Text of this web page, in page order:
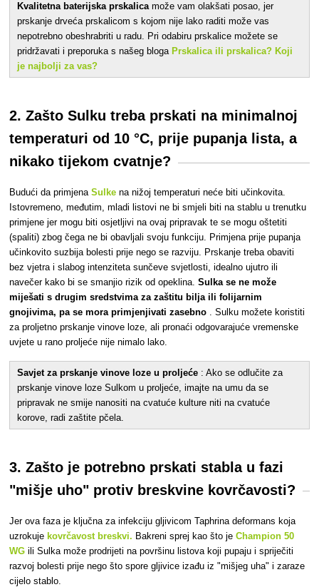
Kvalitetna baterijska prskalicamože vam olakšati posao, jer
prskanje drveća prskalicom s kojom nije lako raditi može vas
nepotrebno obeshrabriti u radu. Pri odabiru prskalice možete se
pridržavati i preporuka s našeg bloga Prskalica ili prskalica? Koji
je najbolji za vas?
2. Zašto Sulku treba prskati na minimalnoj
temperaturi od 10 °C, prije pupanja lista, a
nikako tijekom cvatnje?
Budući da primjenaSulke na nižoj temperaturi neće biti učinkovita.
Istovremeno, međutim, mladi listovi ne bi smjeli biti na stablu u trenutku
primjene jer mogu biti osjetljivi na ovaj pripravak te se mogu oštetiti
(spaliti) zbog čega ne bi obavljali svoju funkciju. Primjena prije pupanja
učinkovito suzbija bolesti prije nego se razviju. Prskanje treba obaviti
bez vjetra i slabog intenziteta sunčeve svjetlosti, idealno ujutro ili
navečer kako bi se smanjio rizik od opeklina.Sulka se ne može
miješati s drugim sredstvima za zaštitu bilja ili folijarnim
gnojivima, pa se mora primjenjivati zasebno . Sulku možete koristiti
za proljetno prskanje vinove loze, ali pronaći odgovarajuće vremenske
uvjete u rano proljeće nije nimalo lako.
Savjet za prskanje vinove loze u proljeće : Ako se odlučite za
prskanje vinove loze Sulkom u proljeće, imajte na umu da se
pripravak ne smije nanositi na cvatuće kulture niti na cvatuće
korove, radi zaštite pčela.
3. Zašto je potrebno prskati stabla u fazi
"mišje uho" protiv breskvine kovrčavosti?
Jerova faza je ključna za infekciju gljivicom Taphrina deformans koja
uzrokuje kovrčavost breskvi. Bakreni sprej kao što jeChampion 50
WG ili Sulka može prodrijeti na površinu listova koji pupaju i spriječiti
razvoj bolesti prije nego što spore gljivice izađu iz "mišjeg uha" i zaraze
cijelo stablo.